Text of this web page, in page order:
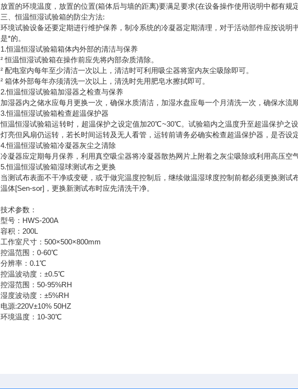
放置的环境温度，放置的位置(箱体后与墙的距离)要满足要求(在设备操作使用说明中都有规定
三、恒温恒湿试验箱的防尘方法:
环境试验设备还要定期进行维护保养，制冷系统的冷凝器定期清理，对于活动部件应按说
是*的。
1.恒温恒湿试验箱箱体内外部的清洁与保养
² 恒温恒湿试验箱在操作前应先将内部杂质清除。
² 配电室内每年至少清洁一次以上，清洁时可利用吸尘器将室内灰尘吸除即可。
² 箱体外部每年亦须清洗一次以上，清洗时先用肥皂水擦拭即可。
2.恒温恒湿试验箱加湿器之检查与保养
加湿器内之储水应每月更换一次，确保水质清洁，加湿水盘应每一个月清洗一次，确保水流顺
3.恒温恒湿试验箱检查超温保护器
恒温恒湿试验箱运转时，超温保护之设定值加20℃~30℃。试验箱内之温度升至超温保护之
灯亮但风扇仍运转，若长时间运转及无人看管，运转前请务必确实检查超温保护器，是否设
4.恒温恒湿试验箱冷凝器灰尘之清除
冷凝器应定期每月保养，利用真空吸尘器将冷凝器散热网片上附着之灰尘吸除或利用高压空
5.恒温恒湿试验箱湿球测试布之更换
当测试布表面不干净或变硬，或于做完温度控制后，继续做温湿球度控制前都必须更换测
温体[Sen-sor]，更换新测试布时应先清洗干净。
技术参数：
型号：HWS-200A
容积：200L
工作室尺寸：500×500×800mm
控温范围：0-60℃
分辨率：0.1℃
控温波动度：±0.5℃
控湿范围：50-95%RH
湿度波动度：±5%RH
电源:220V±10% 50HZ
环境温度：10-30℃